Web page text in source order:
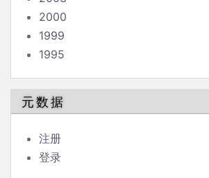
2000
1999
1995
元数据
注册
登录